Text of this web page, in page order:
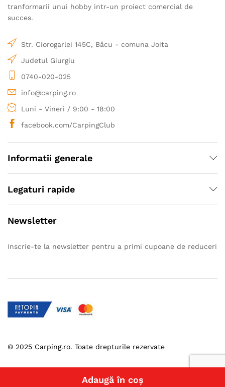
Adaugă în coș
tranformarii unui hobby intr-un proiect comercial de
succes.
Str. Ciorogarlei 145C, Bâcu - comuna Joita
Judetul Giurgiu
0740-020-025
info@carping.ro
Luni - Vineri / 9:00 - 18:00
facebook.com/CarpingClub
Informatii generale
Legaturi rapide
Newsletter
Inscrie-te la newsletter pentru a primi cupoane de reduceri
© 2025 Carping.ro. Toate drepturile rezervate